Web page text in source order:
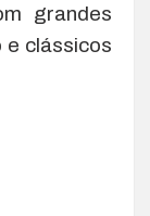
grandes
e clássicos